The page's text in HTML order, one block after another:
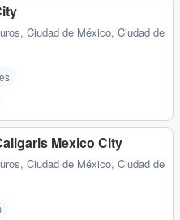
, Ciudad de México, Ciudad de
Mexico City
, Ciudad de México, Ciudad de